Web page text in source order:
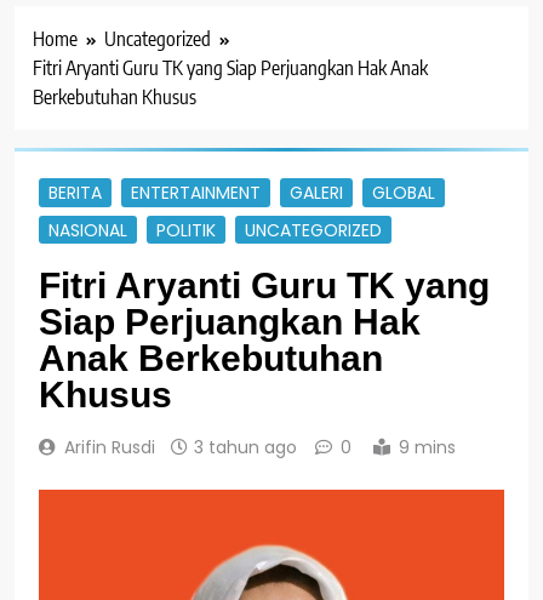
Home
Uncategorized
Fitri Aryanti Guru TK yang Siap Perjuangkan Hak Anak
Berkebutuhan Khusus
BERITA ENTERTAINMENT GALERI
GLOBAL
NASIONAL
POLITIK UNCATEGORIZED
Fitri Aryanti Guru TK yang
Siap Perjuangkan Hak
Anak Berkebutuhan
Khusus
Arifin Rusdi 3 tahun ago 0 9 mins